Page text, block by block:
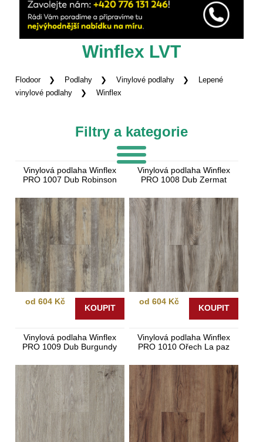
Winflex LVT
Flodoor Podlahy Vinylové podlahy
Lepené
vinylové podlahy
Winflex
Filtry a kategorie
Vinylová podlaha Winflex
PRO 1007 Dub Robinson
od 604 Kč
KOUPIT
Vinylová podlaha Winflex
PRO 1008 Dub Zermat
od 604 Kč
KOUPIT
Vinylová podlaha Winflex
PRO 1009 Dub Burgundy
Vinylová podlaha Winflex
PRO 1010 Ořech La paz